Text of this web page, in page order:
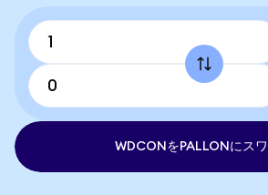
WDCONをPALLONにス